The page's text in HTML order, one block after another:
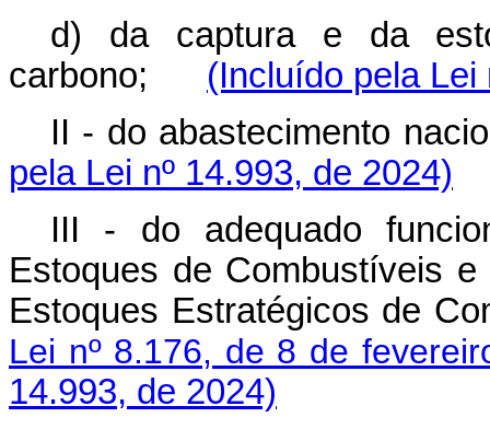
d) da captura e da
carbono; (Incluído pela Lei
II - do abastecimento
pela Lei nº 14.993, de 2024)
III - do adequado
Estoques de Combustíveis
Estoques Estratégicos de
Lei nº 8.176, de 8 de
14.993, de 2024)